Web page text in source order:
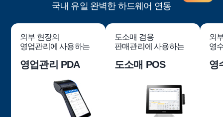
국내 유일 완벽한 하드웨어 연동
외부 현장의
영업관리에 사용하는
영업관리 PDA
도소매 겸용
판매관리에 사용하는
도소매 POS
외
영
영